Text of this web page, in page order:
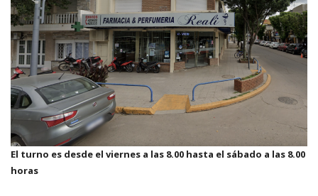
El turno es desde el viernes a las 8.00 hasta el sábado a las 8.00
horas